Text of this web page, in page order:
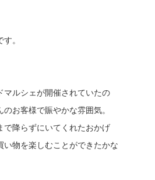
。
マルシェが開催されていたの
お客様で賑やかな雰囲気。
で降らずにいてくれたおかげ
い物を楽しむことができたかな